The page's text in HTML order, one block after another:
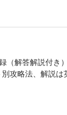
（解答解説付き）
攻略法、解説は